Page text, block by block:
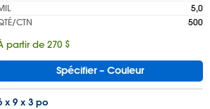
5,0
CTN
500
partir de 270 $
Spécifier – Couleur
x 9 x 3 po